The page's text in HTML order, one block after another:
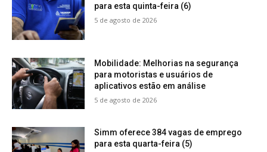
para esta quinta-feira (6)
5 de agosto de 2026
Mobilidade: Melhorias na segurança
para motoristas e usuários de
aplicativos estão em análise
5 de agosto de 2026
Simm oferece 384 vagas de emprego
para esta quarta-feira (5)